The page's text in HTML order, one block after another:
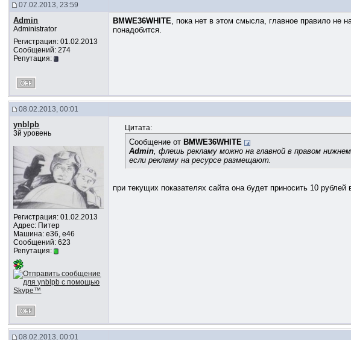
07.02.2013, 23:59
Admin
Administrator
Регистрация: 01.02.2013
Сообщений: 274
Репутация:
BMWE36WHITE, пока нет в этом смысла, главное правило не
понадобится.
08.02.2013, 00:01
ynblpb
3й уровень
Регистрация: 01.02.2013
Адрес: Питер
Машина: e36, e46
Сообщений: 623
Репутация:
Цитата:
Сообщение от BMWE36WHITE
Admin, флешь рекламу можно на главной в правом
если рекламу на ресурсе размещают.
при текущих показателях сайта она будет приносить 10 рублей
08.02.2013, 00:01